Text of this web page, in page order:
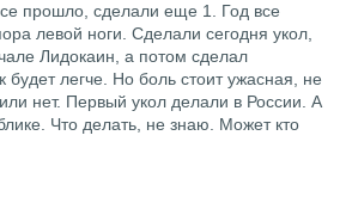
прошло, сделали еще 1. Год все
левой ноги. Сделали сегодня укол,
Лидокаин, а потом сделал
будет легче. Но боль стоит ужасная, не
нет. Первый укол делали в России. А
Что делать, не знаю. Может кто